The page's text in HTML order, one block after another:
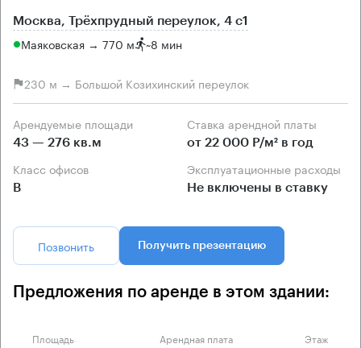
Москва, Трёхпрудный переулок, 4 с1
Маяковская → 770 м ~8 мин
230 м → Большой Козихинский переулок
Арендуемые площади
43 — 276 кв.м
Ставка арендной платы
от 22 000 Р/м² в год
Класс офисов
B
Эксплуатационные расходы
Не включены в ставку
Позвонить Получить презентацию
Предложения по аренде в этом здании:
Площадь Арендная плата Этаж